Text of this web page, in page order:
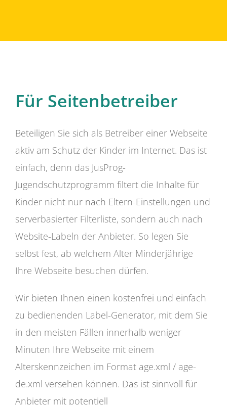
Für Seitenbetreiber
Beteiligen Sie sich als Betreiber einer Webseite
aktiv am Schutz der Kinder im Internet. Das ist
einfach, denn das JusProg-
Jugendschutzprogramm filtert die Inhalte für
Kinder nicht nur nach Eltern-Einstellungen und
serverbasierter Filterliste, sondern auch nach
Website-Labeln der Anbieter. So legen Sie
selbst fest, ab welchem Alter Minderjährige
Ihre Webseite besuchen dürfen.
Wir bieten Ihnen einen kostenfrei und einfach
zu bedienenden Label-Generator, mit dem Sie
in den meisten Fällen innerhalb weniger
Minuten Ihre Webseite mit einem
Alterskennzeichen im Format age.xml / age-
de.xml versehen können. Das ist sinnvoll für
Anbieter mit potentiell